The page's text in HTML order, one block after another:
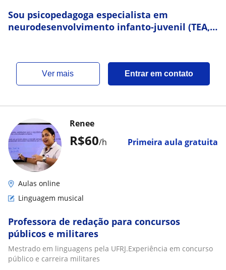
Sou psicopedagoga especialista em
neurodesenvolvimento infanto-juvenil (TEA,
ver mais Entrar em contato
R$60/h Primeira aula gratuita
Renee
Aulas online
Linguagem musical
Professora de redação para concursos
públicos e militares
Mestrado em linguagens pela UFRJ.Experiência em concurso
público e carreira militares